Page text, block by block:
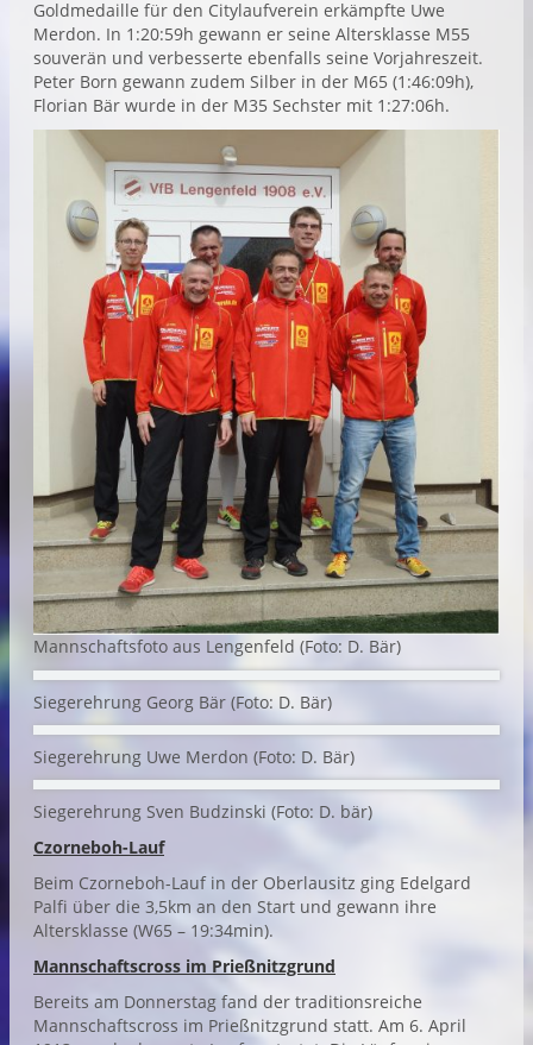
Goldmedaille für den Citylaufverein erkämpfte Uwe
Merdon. In 1:20:59h gewann er seine Altersklasse M55
souverän und verbesserte ebenfalls seine Vorjahreszeit.
Peter Born gewann zudem Silber in der M65 (1:46:09h),
Florian Bär wurde in der M35 Sechster mit 1:27:06h.
Mannschaftsfoto aus Lengenfeld (Foto: D. Bär)
Siegerehrung Georg Bär (Foto: D. Bär)
Siegerehrung Uwe Merdon (Foto: D. Bär)
Siegerehrung Sven Budzinski (Foto: D. bär)
Czorneboh-Lauf
Beim Czorneboh-Lauf in der Oberlausitz ging Edelgard
Palfi über die 3,5km an den Start und gewann ihre
Altersklasse (W65 – 19:34min).
Mannschaftscross im Prießnitzgrund
Bereits am Donnerstag fand der traditionsreiche
Mannschaftscross im Prießnitzgrund statt. Am 6. April